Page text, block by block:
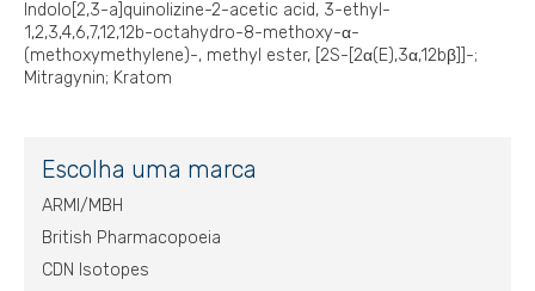
Indolo[2,3-a]quinolizine-2-acetic acid, 3-ethyl-
1,2,3,4,6,7,12,12b-octahydro-8-methoxy-α-
(methoxymethylene)-, methyl ester, [2S-[2α(E),3α,12bβ]]-;
Mitragynin; Kratom
Escolha uma marca
ARMI/MBH
British Pharmacopoeia
CDN Isotopes